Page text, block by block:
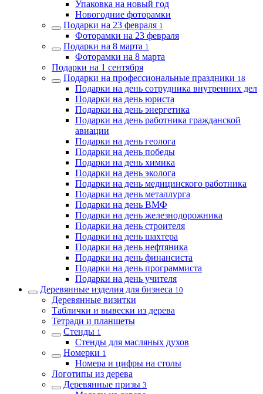
Упаковка на новый год
Новогодние фоторамки
Подарки на 23 февраля 1
Фоторамки на 23 февраля
Подарки на 8 марта 1
Фоторамки на 8 марта
Подарки на 1 сентября
Подарки на профессиональные праздники 18
Подарки на день сотрудника внутренних дел
Подарки на день юриста
Подарки на день энергетика
Подарки на день работника гражданской
авиации
Подарки на день геолога
Подарки на день победы
Подарки на день химика
Подарки на день эколога
Подарки на день медицинского работника
Подарки на день металлурга
Подарки на день ВМФ
Подарки на день железнодорожника
Подарки на день строителя
Подарки на день шахтера
Подарки на день нефтяника
Подарки на день финансиста
Подарки на день программиста
Подарки на день учителя
Деревянные изделия для бизнеса 10
Деревянные визитки
Таблички и вывески из дерева
Тетради и планшеты
Стенды 1
Стенды для масляных духов
Номерки 1
Номера и цифры на столы
Логотипы из дерева
Деревянные призы 3